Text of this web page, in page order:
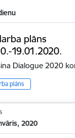
plāns
19.01.2020.
Dialogue 2020
plāns
2020